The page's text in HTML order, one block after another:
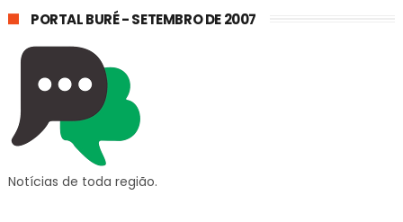
PORTAL BURÉ - SETEMBRO DE 2007
Notícias de toda região.